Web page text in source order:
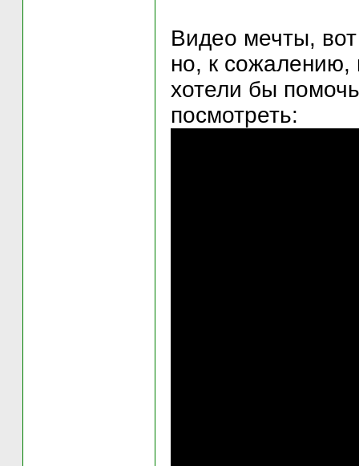
Видео мечты,
но, к сожалению,
хотели бы
посмотреть: